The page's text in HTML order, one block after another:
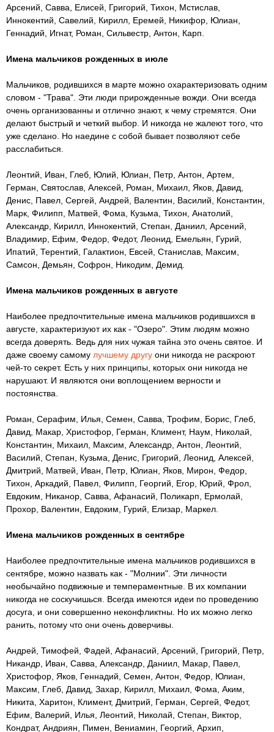
Арсений, Савва, Елисей, Григорий, Тихон, Мстислав,
Иннокентий, Савелий, Кирилл, Еремей, Никифор, Юлиан,
Геннадий, Игнат, Роман, Сильвестр, Антон, Карп.
Имена мальчиков рожденных в июле
Мальчиков, родившихся в марте можно охарактеризовать одним
словом - "Трава". Эти люди прирожденные вожди. Они всегда
очень организованны и отлично знают, к чему стремятся. Они
делают быстрый и четкий выбор. И никогда не жалеют того, что
уже сделано. Но наедине с собой бывает позволяют себе
расслабиться.
Леонтий, Иван, Глеб, Юлий, Юлиан, Петр, Антон, Артем,
Герман, Святослав, Алексей, Роман, Михаил, Яков, Давид,
Денис, Павел, Сергей, Андрей, Валентин, Василий, Константин,
Марк, Филипп, Матвей, Фома, Кузьма, Тихон, Анатолий,
Александр, Кирилл, Иннокентий, Степан, Даниил, Арсений,
Владимир, Ефим, Федор, Федот, Леонид, Емельян, Гурий,
Ипатий, Терентий, Галактион, Евсей, Станислав, Максим,
Самсон, Демьян, Софрон, Никодим, Демид.
Имена мальчиков рожденных в августе
Наиболее предпочтительные имена мальчиков родившихся в
августе, характеризуют их как - "Озеро". Этим людям можно
всегда доверять. Ведь для них чужая тайна это очень святое. И
даже своему самому лучшему другу они никогда не раскроют
чей-то секрет. Есть у них принципы, которых они никогда не
нарушают. И являются они воплощением верности и
постоянства.
Роман, Серафим, Илья, Семен, Савва, Трофим, Борис, Глеб,
Давид, Макар, Христофор, Герман, Климент, Наум, Николай,
Константин, Михаил, Максим, Александр, Антон, Леонтий,
Василий, Степан, Кузьма, Денис, Григорий, Леонид, Алексей,
Дмитрий, Матвей, Иван, Петр, Юлиан, Яков, Мирон, Федор,
Тихон, Аркадий, Павел, Филипп, Георгий, Егор, Юрий, Фрол,
Евдоким, Никанор, Савва, Афанасий, Поликарп, Ермолай,
Прохор, Валентин, Евдоким, Гурий, Елизар, Маркел.
Имена мальчиков рожденных в сентябре
Наиболее предпочтительные имена мальчиков родившихся в
сентябре, можно назвать как - "Молнии". Эти личности
необычайно подвижные и темпераментные. В их компании
никогда не соскучишься. Всегда имеются идеи по проведению
досуга, и они совершенно неконфликтны. Но их можно легко
ранить, потому что они очень доверчивы.
Андрей, Тимофей, Фадей, Афанасий, Арсений, Григорий, Петр,
Никандр, Иван, Савва, Александр, Даниил, Макар, Павел,
Христофор, Яков, Геннадий, Семен, Антон, Федор, Юлиан,
Максим, Глеб, Давид, Захар, Кирилл, Михаил, Фома, Аким,
Никита, Харитон, Климент, Дмитрий, Герман, Сергей, Федот,
Ефим, Валерий, Илья, Леонтий, Николай, Степан, Виктор,
Кондрат, Андриян, Пимен, Вениамин, Георгий, Архип,